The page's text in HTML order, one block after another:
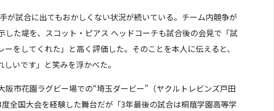
が試合に出てもおかしくない状況が続いている。チーム内競争が
た堤を、スコット・ピアス ヘッドコーチも試合後の会見で「試
をしてくれた」と高く評価した。そのことを本人に伝えると、
いです」と笑みを浮かべた。
市花園ラグビー場での“埼玉ダービー”（ヤクルトレビンズ戸田
全国大会を経験した舞台だが「3年最後の試合は桐蔭学園高等学